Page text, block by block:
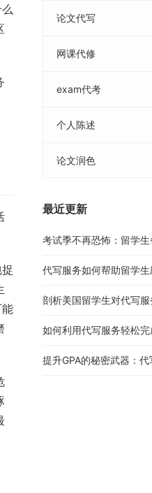
论文代写
网课代修
exam代考
个人陈述
论文润色
最近更新
考试季不再恐怖：留学
代写服务如何帮助留学
剖析美国留学生对代写
如何利用代写服务轻松完
提升GPA的秘密武器：